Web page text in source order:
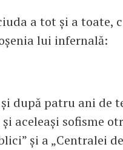
a tot și a toate,
lui infernală:
după patru ani de
aceleași sofisme
și a „Centralei